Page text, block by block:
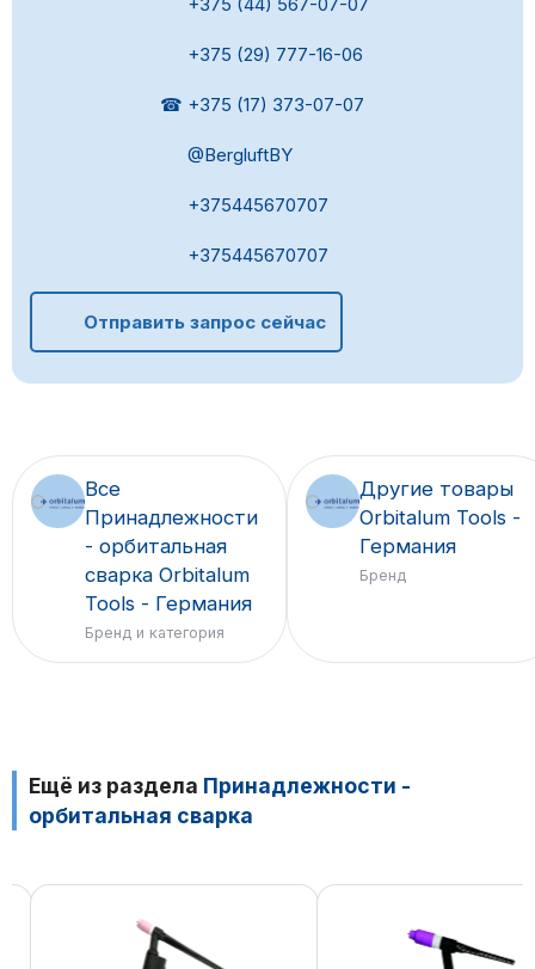
+375 (44) 567-07-07
+375 (29) 777-16-06
☎ +375 (17) 373-07-07
@BergluftBY
+375445670707
+375445670707
Отправить запрос сейчас
Все
Принадлежности
- орбитальная
сварка Orbitalum
Tools - Германия
Бренд и категория
Другие товары
Orbitalum Tools -
Германия
Бренд
Ещё из раздела Принадлежности -
орбитальная сварка